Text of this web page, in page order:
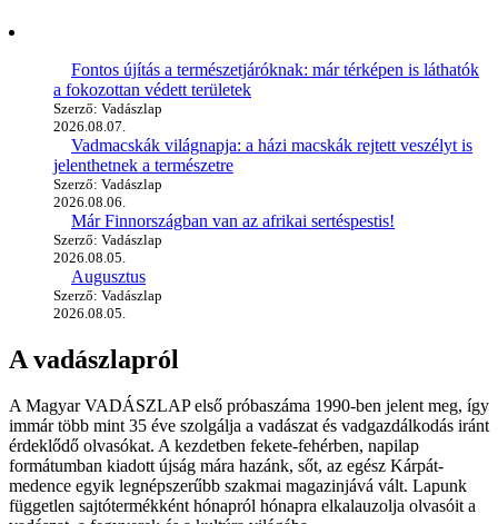
Fontos újítás a természetjáróknak: már térképen is láthatók
a fokozottan védett területek
Szerző: Vadászlap
2026.08.07.
Vadmacskák világnapja: a házi macskák rejtett veszélyt is
jelenthetnek a természetre
Szerző: Vadászlap
2026.08.06.
Már Finnországban van az afrikai sertéspestis!
Szerző: Vadászlap
2026.08.05.
Augusztus
Szerző: Vadászlap
2026.08.05.
A vadászlapról
A Magyar VADÁSZLAP első próbaszáma 1990-ben jelent meg, így
immár több mint 35 éve szolgálja a vadászat és vadgazdálkodás iránt
érdeklődő olvasókat. A kezdetben fekete-fehérben, napilap
formátumban kiadott újság mára hazánk, sőt, az egész Kárpát-
medence egyik legnépszerűbb szakmai magazinjává vált. Lapunk
független sajtótermékként hónapról hónapra elkalauzolja olvasóit a